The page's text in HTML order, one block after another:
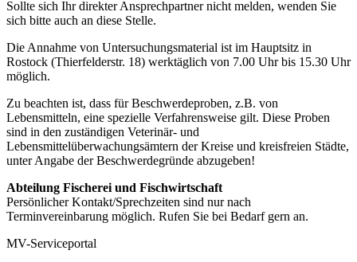
Sollte sich Ihr direkter Ansprechpartner nicht melden, wenden Sie
sich bitte auch an diese Stelle.
Die Annahme von Untersuchungsmaterial ist im Hauptsitz in
Rostock (Thierfelderstr. 18) werktäglich von 7.00 Uhr bis 15.30 Uhr
möglich.
Zu beachten ist, dass für Beschwerdeproben, z.B. von
Lebensmitteln, eine spezielle Verfahrensweise gilt. Diese Proben
sind in den zuständigen Veterinär- und
Lebensmittelüberwachungsämtern der Kreise und kreisfreien Städte,
unter Angabe der Beschwerdegründe abzugeben!
Abteilung Fischerei und Fischwirtschaft
Persönlicher Kontakt/Sprechzeiten sind nur nach
Terminvereinbarung möglich. Rufen Sie bei Bedarf gern an.
MV-Serviceportal